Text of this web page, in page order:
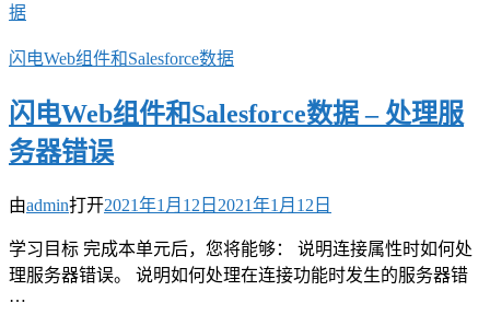
据
闪电Web组件和Salesforce数据
闪电Web组件和Salesforce数据 – 处理服
务器错误
由admin打开2021年1月12日 2021年1月12日
学习目标 完成本单元后，您将能够： 说明连接属性时如何处
理服务器错误。 说明如何处理在连接功能时发生的服务器错
…